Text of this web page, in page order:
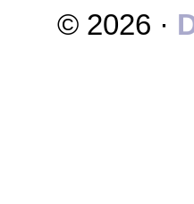
© 2026 ·